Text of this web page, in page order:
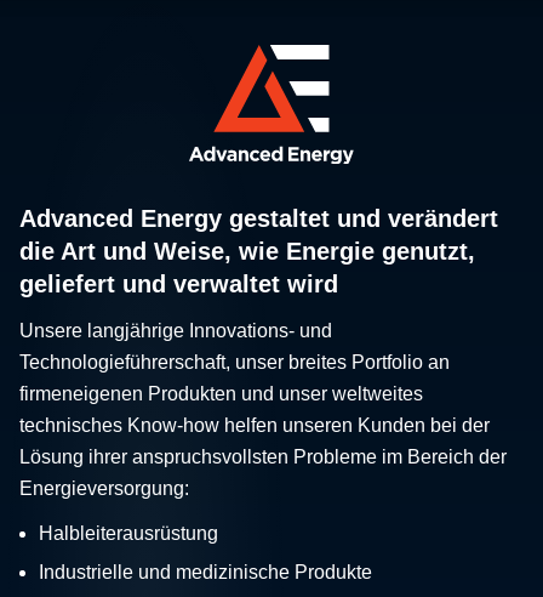
Advanced Energy gestaltet und verändert
die Art und Weise, wie Energie genutzt,
geliefert und verwaltet wird
Unsere langjährige Innovations- und
Technologieführerschaft, unser breites Portfolio an
firmeneigenen Produkten und unser weltweites
technisches Know-how helfen unseren Kunden bei der
Lösung ihrer anspruchsvollsten Probleme im Bereich der
Energieversorgung:
Halbleiterausrüstung
Industrielle und medizinische Produkte